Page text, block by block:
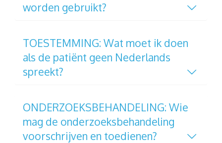
worden gebruikt?
TOESTEMMING: Wat moet ik doen
als de patiënt geen Nederlands
spreekt?
ONDERZOEKSBEHANDELING: Wie
mag de onderzoeksbehandeling
voorschrijven en toedienen?